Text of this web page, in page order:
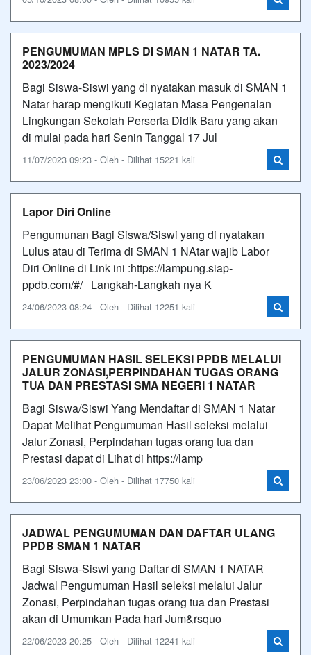
PENGUMUMAN MPLS DI SMAN 1 NATAR TA.
2023/2024
Bagi Siswa-Siswi yang di nyatakan masuk di SMAN 1
Natar harap mengikuti Kegiatan Masa Pengenalan
Lingkungan Sekolah Perserta Didik Baru yang akan
di mulai pada hari Senin Tanggal 17 Jul
11/07/2023 09:23 - Oleh - Dilihat 15221 kali
Lapor Diri Online
Pengumunan Bagi Siswa/Siswi yang di nyatakan
Lulus atau di Terima di SMAN 1 NAtar wajib Labor
Diri Online di Link ini :https://lampung.siap-
ppdb.com/#/ Langkah-Langkah nya K
24/06/2023 08:24 - Oleh - Dilihat 12251 kali
PENGUMUMAN HASIL SELEKSI PPDB MELALUI
JALUR ZONASI,PERPINDAHAN TUGAS ORANG
TUA DAN PRESTASI SMA NEGERI 1 NATAR
Bagi Siswa/Siswi Yang Mendaftar di SMAN 1 Natar
Dapat Melihat Pengumuman Hasil seleksi melalui
Jalur Zonasi, Perpindahan tugas orang tua dan
Prestasi dapat di Lihat di https://lamp
23/06/2023 23:00 - Oleh - Dilihat 17750 kali
JADWAL PENGUMUMAN DAN DAFTAR ULANG
PPDB SMAN 1 NATAR
Bagi Siswa-Siswi yang Daftar di SMAN 1 NATAR
Jadwal Pengumuman Hasil seleksi melalui Jalur
Zonasi, Perpindahan tugas orang tua dan Prestasi
akan di Umumkan Pada hari Jum&rsquo
22/06/2023 20:25 - Oleh - Dilihat 12241 kali